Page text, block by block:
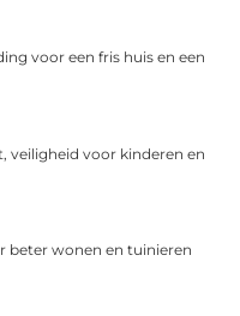
voor een fris huis en een
veiligheid voor kinderen en
beter wonen en tuinieren